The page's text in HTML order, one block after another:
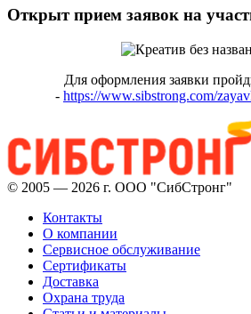
Открыт прием заявок на
Для оформления заявки
- https://www.sibstrong.com/
© 2005 — 2026 г. ООО "СибСтронг"
Контакты
О компании
Сервисное обслуживание
Сертификаты
Доставка
Охрана труда